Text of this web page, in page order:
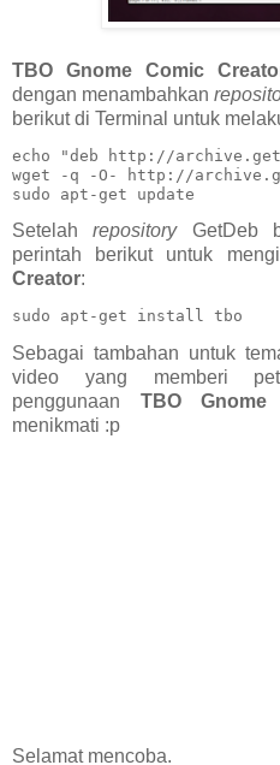
TBO Gnome Comic
dengan menambahkan
berikut di Terminal untuk
echo "deb http://
wget -q -O- http://
sudo apt-get update
SetelahrepositoryGetDeb
perintah berikut untuk
Creator:
sudo apt-get install tbo
Sebagai tambahan untuk
video yang memberi
penggunaan TBO
menikmati :p
Selamat mencoba.